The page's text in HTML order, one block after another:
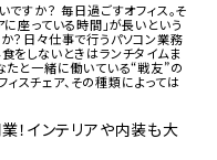
ですか？ 毎日過ごすオフィス。そ
に座っている時間」が長いという
？日々仕事で行うパソコン業務
をしないときはランチタイムま
たと一緒に働いている“戦友”の
スチェア、その種類によっては
！インテリアや内装も大